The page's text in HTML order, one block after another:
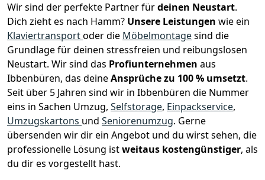
Wir sind der perfekte Partner fürdeinen Neustart.
Dich zieht es nach Hamm? Unsere Leistungen wie ein
Klaviertransportoder die Möbelmontagesind die
Grundlage für deinen stressfreien und reibungslosen
Neustart. Wir sind das Profiunternehmen aus
Ibbenbüren, das deineAnsprüche zu 100 % umsetzt.
Seit über 5 Jahren sind wir in Ibbenbüren die Nummer
eins in Sachen Umzug, Selfstorage, Einpackservice,
Umzugskartons und Seniorenumzug. Gerne
übersenden wir dir ein Angebot und du wirst sehen, die
professionelle Lösung istweitaus kostengünstiger, als
du dir es vorgestellt hast.